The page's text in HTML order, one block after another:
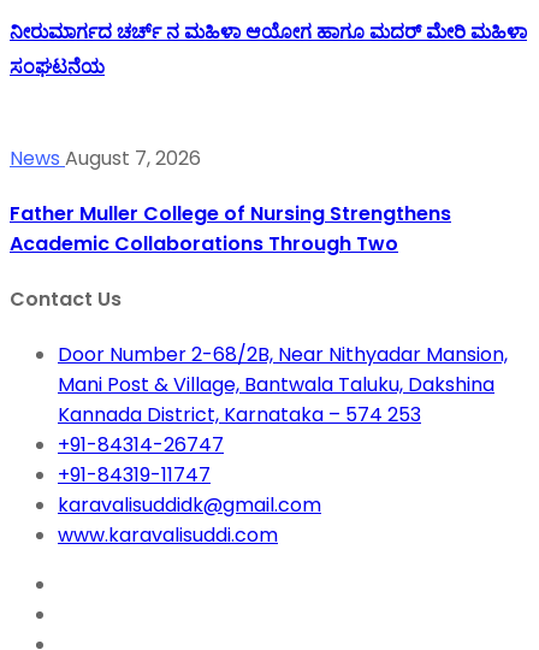
ನೀರುಮಾರ್ಗದ ಚರ್ಚ್ ನ ಮಹಿಳಾ ಆಯೋಗ ಹಾಗೂ ಮದರ್ ಮೇರಿ ಮಹಿಳಾ
ಸಂಘಟನೆಯ
News August 7, 2026
Father Muller College of Nursing Strengthens
Academic Collaborations Through Two
Contact Us
Door Number 2-68/2B, Near Nithyadar Mansion,
Mani Post & Village, Bantwala Taluku, Dakshina
Kannada District, Karnataka – 574 253
+91-84314-26747
+91-84319-11747
karavalisuddidk@gmail.com
www.karavalisuddi.com